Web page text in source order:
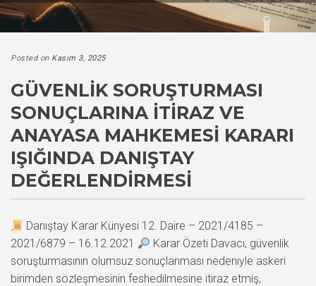
Posted on Kasım 3, 2025
GÜVENLIK SORUŞTURMASI
SONUÇLARINA İTIRAZ VE
ANAYASA MAHKEMESI KARARI
IŞIĞINDA DANIŞTAY
DEĞERLENDIRMESI
Danıştay Karar Künyesi 12. Daire – 2021/4185 –
2021/6879 – 16.12.2021
Karar Özeti Davacı, güvenlik
soruşturmasının olumsuz sonuçlanması nedeniyle askeri
birimden sözleşmesinin feshedilmesine itiraz etmiş,